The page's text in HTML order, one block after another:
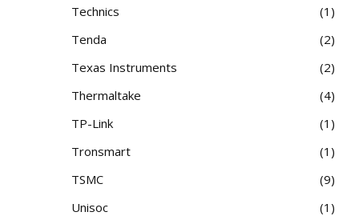
Technics
1
Tenda
2
Texas Instruments
2
Thermaltake
4
TP-Link
1
Tronsmart
1
TSMC
9
Unisoc
1